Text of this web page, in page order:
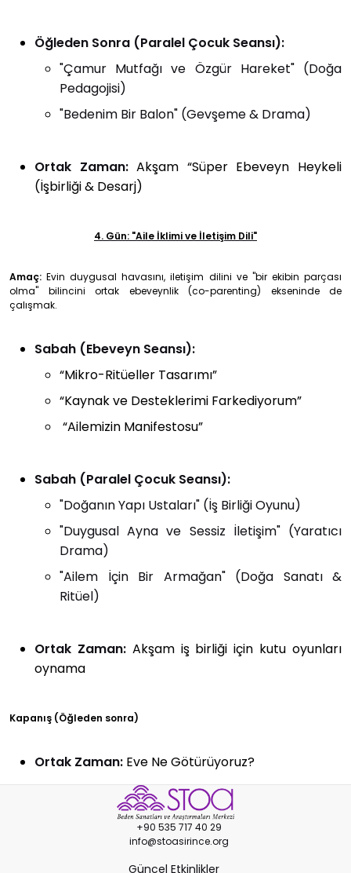
Öğleden Sonra (Paralel Çocuk Seansı):
"Çamur Mutfağı ve Özgür Hareket" (Doğa
Pedagojisi)
"Bedenim Bir Balon" (Gevşeme & Drama)
Ortak Zaman:Akşam “Süper Ebeveyn Heykeli
(İşbirliği & Desarj)
4. Gün: "Aile İklimi ve İletişim Dili"
Amaç: Evin duygusal havasını, iletişim dilini ve "bir ekibin parçası
olma" bilincini ortak ebeveynlik (co-parenting) ekseninde de
çalışmak.
Sabah (Ebeveyn Seansı):
“Mikro-Ritüeller Tasarımı”
“Kaynak ve Desteklerimi Farkediyorum”
“Ailemizin Manifestosu”
Sabah (Paralel Çocuk Seansı):
"Doğanın Yapı Ustaları" (İş Birliği Oyunu)
"Duygusal Ayna ve Sessiz İletişim" (Yaratıcı
Drama)
"Ailem İçin Bir Armağan" (Doğa Sanatı &
Ritüel)
Ortak Zaman:Akşam iş birliği için kutu oyunları
oynama
Kapanış (Öğleden sonra)
Ortak Zaman: Eve Ne Götürüyoruz?
+90 535 717 40 29
info@stoasirince.org
Güncel Etkinlikler